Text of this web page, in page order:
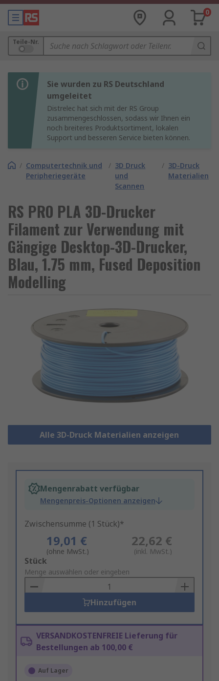
0
Teile-Nr.
Sie wurden zu RS Deutschland
umgeleitet
Distrelec hat sich mit der RS Group
zusammengeschlossen, sodass wir Ihnen ein
noch breiteres Produktsortiment, lokalen
Support und besseren Service bieten können.
/ Computertechnik und
Peripheriegeräte
/ 3D Druck
und
Scannen
/ 3D-Druck
Materialien
RS PRO PLA 3D-Drucker
Filament zur Verwendung mit
Gängige Desktop-3D-Drucker,
Blau, 1.75 mm, Fused Deposition
Modelling
Alle 3D-Druck Materialien anzeigen
Mengenrabatt verfügbar
Mengenpreis-Optionen anzeigen
Zwischensumme (1 Stück)*
19,01 €
(ohne MwSt.)
22,62 €
(inkl. MwSt.)
Add
to
Basket
Stück
Menge auswählen oder eingeben
Hinzufügen
VERSANDKOSTENFREIE Lieferung für
Bestellungen ab 100,00 €
Auf Lager